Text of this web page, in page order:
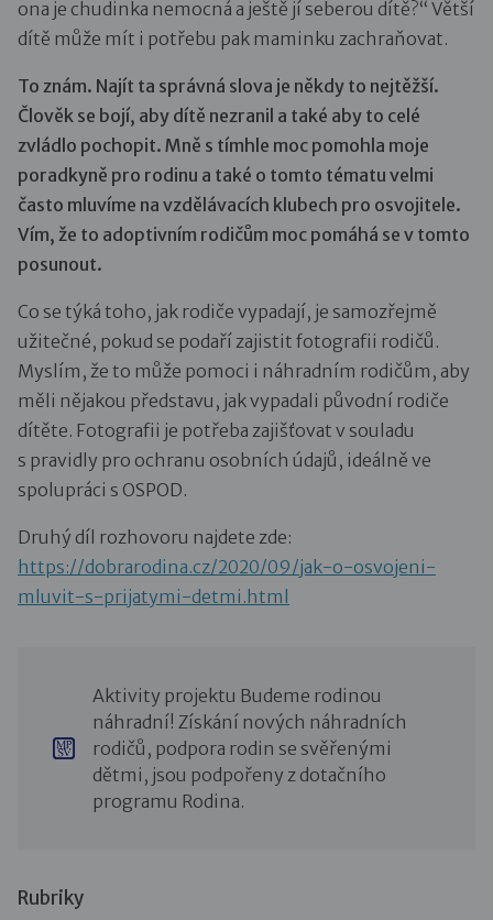
ona je chudinka nemocná a ještě jí seberou dítě?“ Větší
dítě může mít i potřebu pak maminku zachraňovat.
To znám. Najít ta správná slova je někdy to nejtěžší.
Člověk se bojí, aby dítě nezranil a také aby to celé
zvládlo pochopit. Mně s tímhle moc pomohla moje
poradkyně pro rodinu a také o tomto tématu velmi
často mluvíme na vzdělávacích klubech pro osvojitele.
Vím, že to adoptivním rodičům moc pomáhá se v tomto
posunout.
Co se týká toho, jak rodiče vypadají, je samozřejmě
užitečné, pokud se podaří zajistit fotografii rodičů.
Myslím, že to může pomoci i náhradním rodičům, aby
měli nějakou představu, jak vypadali původní rodiče
dítěte. Fotografii je potřeba zajišťovat v souladu
s pravidly pro ochranu osobních údajů, ideálně ve
spolupráci s OSPOD.
Druhý díl rozhovoru najdete zde:
https://dobrarodina.cz/2020/09/jak-o-osvojeni-
mluvit-s-prijatymi-detmi.html
Aktivity projektu Budeme rodinou
náhradní! Získání nových náhradních
rodičů, podpora rodin se svěřenými
dětmi, jsou podpořeny z dotačního
programu Rodina.
Rubriky